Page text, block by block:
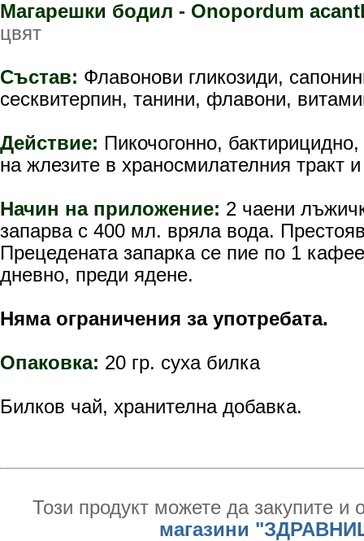
Магарешки бодил - Onopordum
цвят
Състав: Флавонови гликозиди,
сесквитерпин, танини, флавони,
Действие: Пикочогонно,
на жлезите в храносмилателния тракт
Начин на приложение: 2 чаени
запарва с 400 мл. вряла вода.
Прецедената запарка се пие по 1
дневно, преди ядене.
Няма ограничения за употребата.
Опаковка: 20 гр. суха билка
Билков чай, хранителна добавка.
Този продукт можете да закупите и
магазини